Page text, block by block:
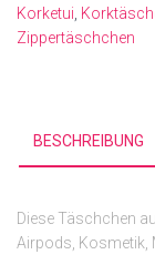
Korketui,
Zippertäschchen
BESCHREIBUNG
Diese Täschchen
Airpods, Kosmetik,